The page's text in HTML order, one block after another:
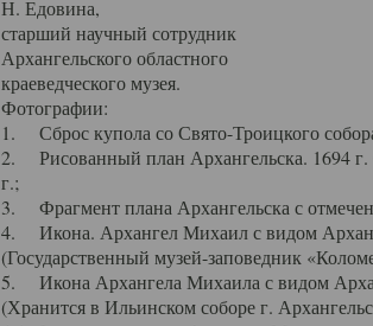
Н. Едовина,
старший научный сотрудник
Архангельского областного
краеведческого музея.
Фотографии:
1. Сброс купола со Свято-Троицкого
2. Рисованный план Архангельска. 1694 г.
г.;
3. Фрагмент плана Архангельска с
4. Икона. Архангел Михаил с видом
(Государственный музей-заповедник
5. Икона Архангела Михаила с видом
(Хранится в Ильинском соборе г.